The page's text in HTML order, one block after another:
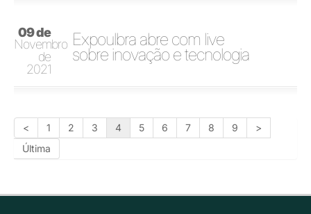
09 de
Novembro
de
2021
Expoulbra abre com live
sobre inovação e tecnologia
< 1 2 3 4 5 6 7 8 9
>
Última